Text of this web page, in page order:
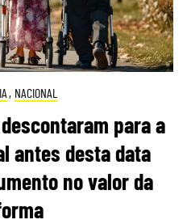
, NACIONAL
para a
antes desta data
no valor da